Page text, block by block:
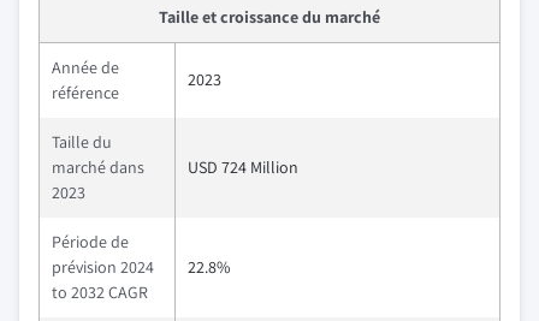
Taille et croissance du marché
Année de
référence
2023
Taille du
marché dans
2023
USD 724 Million
Période de
prévision 2024
to 2032 CAGR
22.8%